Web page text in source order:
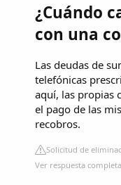
¿Cuándo
con una
Las deudas de
telefónicas
aquí, las propias
el pago de las
recobros.
Solicitud de
Ver respuesta